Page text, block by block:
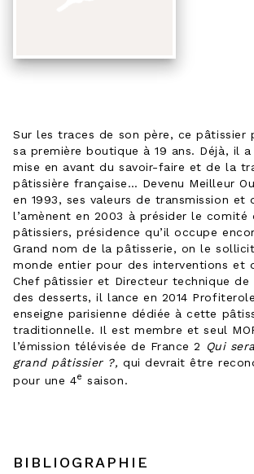
Sur les traces de son père, ce pâtissier
sa première boutique à 19 ans. Déjà, il
mise en avant du savoir-faire et de la
pâtissière française… Devenu Meilleur
en 1993, ses valeurs de transmission et
l’amènent en 2003 à présider le comité
pâtissiers, présidence qu’il occupe
Grand nom de la pâtisserie, on le
monde entier pour des interventions et
Chef pâtissier et Directeur technique de
des desserts, il lance en 2014
enseigne parisienne dédiée à cette
traditionnelle. Il est membre et seul
l’émission télévisée de France 2
Qui
grand pâtissier ?, qui devrait être
pour une 4e saison.
BIBLIOGRAPHIE